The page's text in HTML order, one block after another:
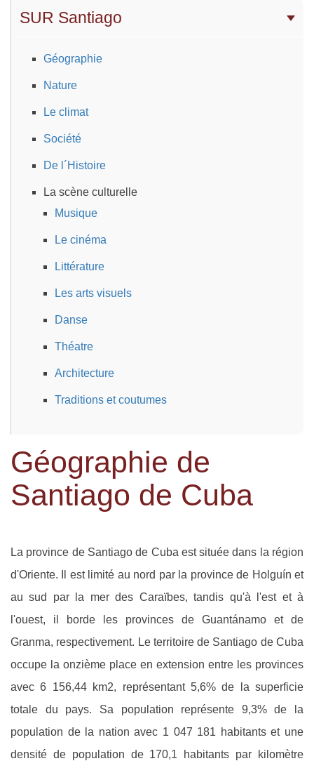
SUR Santiago
Géographie
Nature
Le climat
Société
De l´Histoire
La scène culturelle
Musique
Le cinéma
Littérature
Les arts visuels
Danse
Théatre
Architecture
Traditions et coutumes
Géographie de
Santiago de Cuba
La province de Santiago de Cuba est située dans la région
d'Oriente. Il est limité au nord par la province de Holguín et
au sud par la mer des Caraïbes, tandis qu'à l'est et à
l'ouest, il borde les provinces de Guantánamo et de
Granma, respectivement. Le territoire de Santiago de Cuba
occupe la onzième place en extension entre les provinces
avec 6 156,44 km2, représentant 5,6% de la superficie
totale du pays. Sa population représente 9,3% de la
population de la nation avec 1 047 181 habitants et une
densité de population de 170,1 habitants par kilomètre